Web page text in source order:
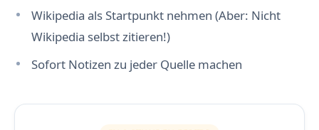
Wikipedia als Startpunkt nehmen (Aber: Nicht
Wikipedia selbst zitieren!)
Sofort Notizen zu jeder Quelle machen